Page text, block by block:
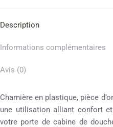
Description
Informations complémentaires
Avis (0)
Charnière en plastique, pièce
une utilisation alliant confort
votre porte de cabine de